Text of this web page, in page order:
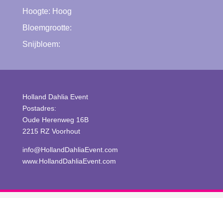
Hoogte: Hoog
Bloemgrootte:
Snijbloem:
Holland Dahlia Event
Postadres:
Oude Herenweg 16B
2215 RZ Voorhout
info@HollandDahliaEvent.com
www.HollandDahliaEvent.com